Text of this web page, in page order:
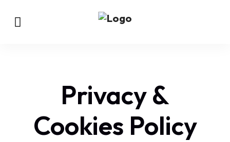
Privacy &
Cookies Policy